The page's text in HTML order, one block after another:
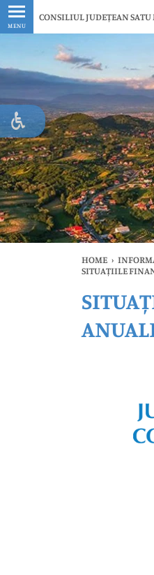
MENU
CONSILIUL JUDEȚEAN SATU
HOME ›
SITUAȚIILE